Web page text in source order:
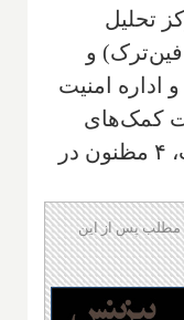
تحلیل
و
اداره امنیت
کمک‌های
زیادی بگیرد. در نتیجه تحقیقات، ۴ مظنون در
مطلب پس از این